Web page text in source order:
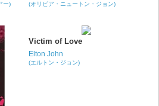
ー) (オリビア・ニュートン・ジョン)
Victim of Love
Elton John
(エルトン・ジョン)